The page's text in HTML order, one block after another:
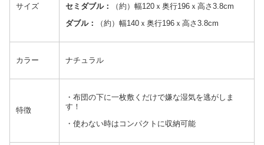
サイズ
セミダブル：
（約）幅120ｘ奥行196ｘ高さ3.8cm
ダブル：
（約）幅140ｘ奥行196ｘ高さ3.8cm
カラー ナチュラル
特徴
・布団の下に一枚敷くだけで嫌な湿気を逃がしま
す！
・使わない時はコンパクトに収納可能